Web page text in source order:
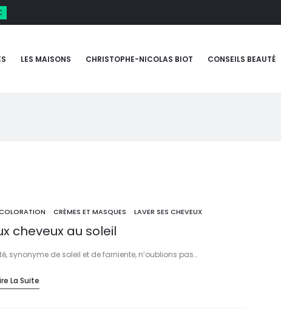
LES MAISONS CHRISTOPHE-NICOLAS BIOT CONSEILS BEAUTÉ
CRÈMES ET MASQUES LAVER SES CHEVEUX
cheveux au soleil
synonyme de soleil et de farniente, n’oublions pas…
La Suite